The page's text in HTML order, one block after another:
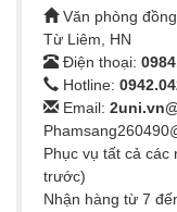
Văn phòng
Từ Liêm, HN
Điện thoại:
Hotline:
Email:
Phục vụ tất cả các
trước)
Nhận hàng từ 7